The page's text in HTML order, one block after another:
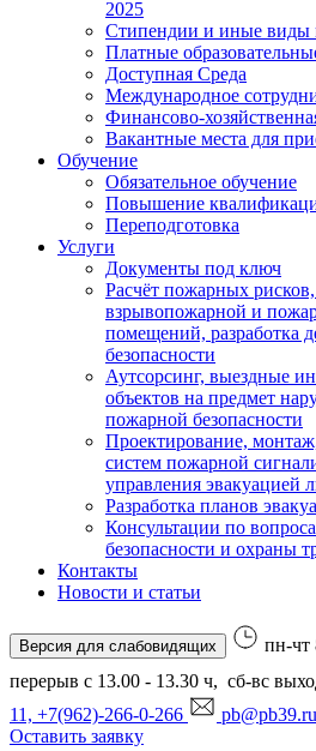
2025
Стипендии и иные виды
Платные
Доступная Среда
Международное
Финансово-
Вакантные места для
Обучение
Обязательное обучение
Повышение
Переподготовка
Услуги
Документы под ключ
Расчёт пожарных
взрывопожарной и
помещений, разработка
безопасности
Аутсорсинг, выездные
объектов на предмет
пожарной безопасности
Проектирование,
систем пожарной
управления эвакуацией
Разработка планов
Консультации по
безопасности и охраны
Контакты
Новости и статьи
Версия для слабовидящих
пн-чт
перерыв с 13.00 - 13.30 ч, сб-вс
11, +7(962)-266-0-266
pb@pb39.ru
Оставить заявку